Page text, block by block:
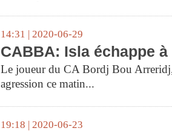
14:31 | 2020-06-29
CABBA: Isla échappe
Le joueur du CA Bordj Bou
agression ce matin...
19:18 | 2020-06-23